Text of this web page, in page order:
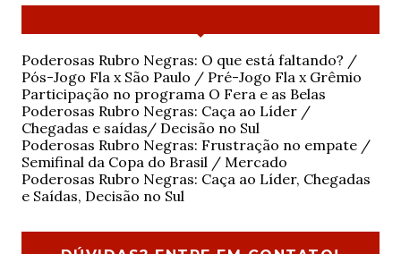
Poderosas Rubro Negras: O que está faltando? /
Pós-Jogo Fla x São Paulo / Pré-Jogo Fla x Grêmio
Participação no programa O Fera e as Belas
Poderosas Rubro Negras: Caça ao Líder /
Chegadas e saídas/ Decisão no Sul
Poderosas Rubro Negras: Frustração no empate /
Semifinal da Copa do Brasil / Mercado
Poderosas Rubro Negras: Caça ao Líder, Chegadas
e Saídas, Decisão no Sul